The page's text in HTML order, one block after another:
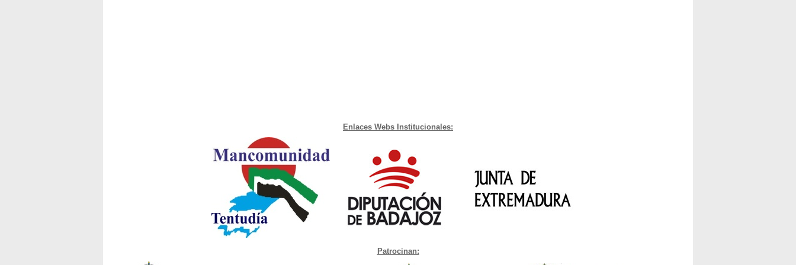
Enlaces Webs Institucionales:
Patrocinan: